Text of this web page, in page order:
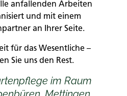
anfallenden Arbeiten
und mit einem
an Ihrer Seite.
für das Wesentliche –
Sie uns den Rest.
im Raum